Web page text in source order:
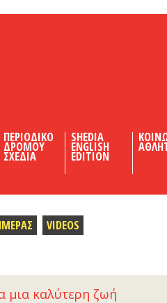
ΠΕΡΙΟΔΙΚΟ
ΔΡΟΜΟΥ
ΣΧΕΔΙΑ
SHEDIA
ENGLISH
EDITION
VIDEOS
μια καλύτερη ζωή